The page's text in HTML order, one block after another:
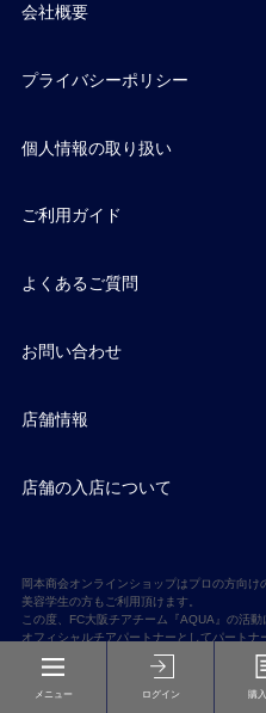
メニュー ログイン 購
会社概要
プライバシーポリシー
個人情報の取り扱い
ご利用ガイド
よくあるご質問
お問い合わせ
店舗情報
店舗の入店について
岡本商会オンラインショップはプロの方向け
美容学生の方もご利用頂けます。
この度、FC大阪チアチーム『AQUA』の活動
オフィシャルチアパートナーとしてパートナ
Copyright © OKAMOTO